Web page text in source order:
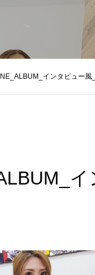
インタビュー